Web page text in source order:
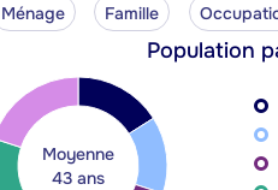
Ménage Famille
Population
Moyenne
43 ans